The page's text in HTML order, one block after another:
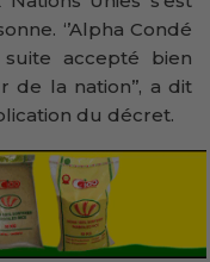
‘’Alpha Condé
accepté bien
la nation’’, a dit
du décret.